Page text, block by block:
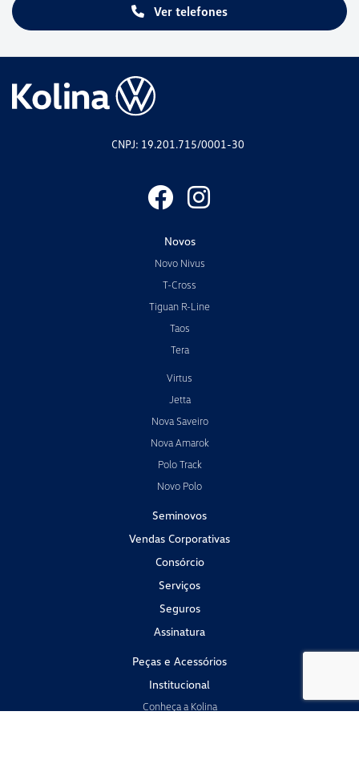
Ver telefones
CNPJ: 19.201.715/0001-30
Novos
Novo Nivus
T-Cross
Tiguan R-Line
Taos
Tera
Virtus
Jetta
Nova Saveiro
Nova Amarok
Polo Track
Novo Polo
Seminovos
Vendas Corporativas
Consórcio
Serviços
Seguros
Assinatura
Peças e Acessórios
Institucional
Conheça a Kolina